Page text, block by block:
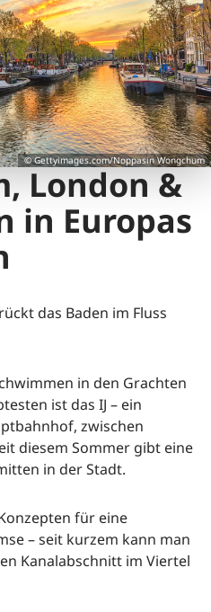
London &
in Europas
das Baden im Fluss
in den Grachten
ist das IJ – ein
zwischen
diesem Sommer gibt eine
in der Stadt.
für eine
– seit kurzem kann man
Kanalabschnitt im Viertel
© Gettyimages.com/Noppasin Wongchum